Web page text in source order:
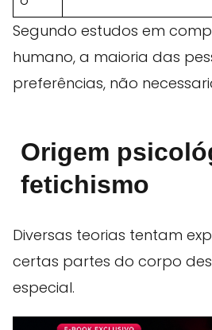
Segundo estudos em
humano, a maioria das
preferências, não
Origem
fetichismo
Diversas teorias tentam
certas partes do corpo
especial.